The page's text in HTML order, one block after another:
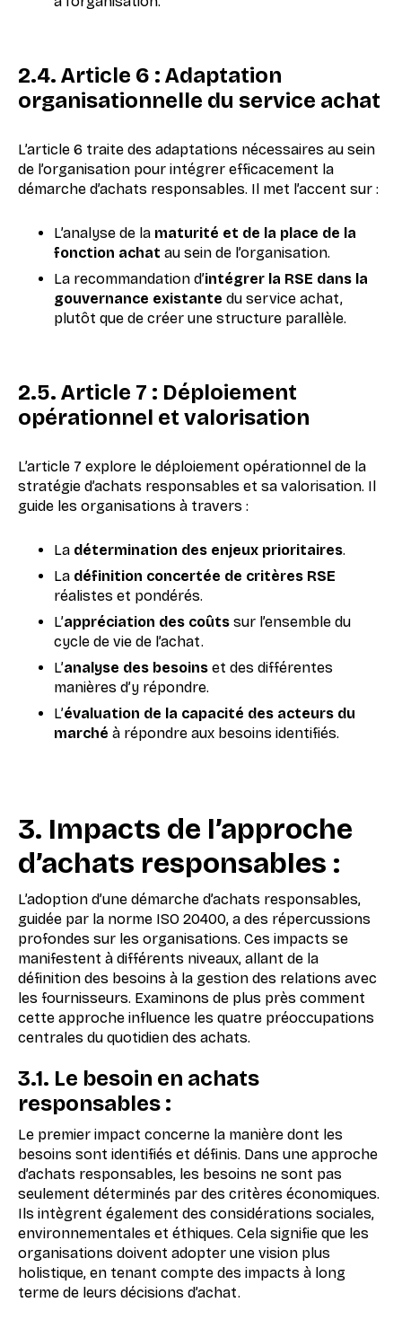
2.4. Article 6 : Adaptation
organisationnelle du service achat
L’article 6 traite des adaptations nécessaires au sein
de l’organisation pour intégrer efficacement la
démarche d’achats responsables. Il met l’accent sur :
L’analyse de la maturité et de la place de la
fonction achat au sein de l’organisation.
La recommandation d’intégrer la RSE dans la
gouvernance existante du service achat,
plutôt que de créer une structure parallèle.
2.5. Article 7 : Déploiement
opérationnel et valorisation
L’article 7 explore le déploiement opérationnel de la
stratégie d’achats responsables et sa valorisation. Il
guide les organisations à travers :
La détermination des enjeux prioritaires.
La définition concertée de critères RSE
réalistes et pondérés.
L’appréciation des coûts sur l’ensemble du
cycle de vie de l’achat.
L’analyse des besoins et des différentes
manières d’y répondre.
L’évaluation de la capacité des acteurs du
marché à répondre aux besoins identifiés.
3. Impacts de l’approche
d’achats responsables :
L’adoption d’une démarche d’achats responsables,
guidée par la norme ISO 20400, a des répercussions
profondes sur les organisations. Ces impacts se
manifestent à différents niveaux, allant de la
définition des besoins à la gestion des relations avec
les fournisseurs. Examinons de plus près comment
cette approche influence les quatre préoccupations
centrales du quotidien des achats.
3.1. Le besoin en achats
responsables :
Le premier impact concerne la manière dont les
besoins sont identifiés et définis. Dans une approche
d’achats responsables, les besoins ne sont pas
seulement déterminés par des critères économiques.
Ils intègrent également des considérations sociales,
environnementales et éthiques. Cela signifie que les
organisations doivent adopter une vision plus
holistique, en tenant compte des impacts à long
terme de leurs décisions d’achat.